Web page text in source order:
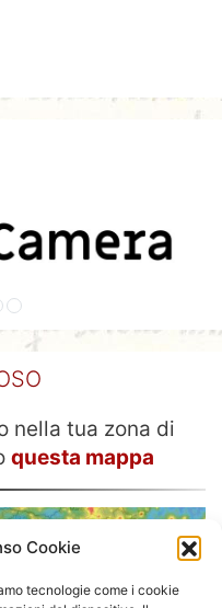
Cookie
tecnologie come i cookie
nella tua zona di
questa mappa